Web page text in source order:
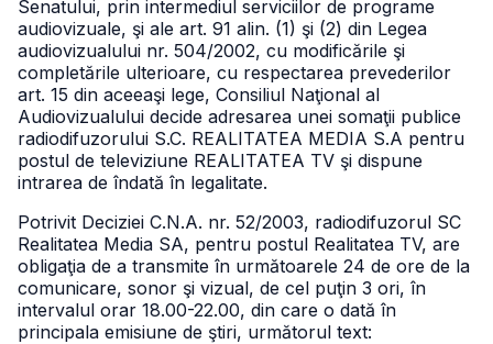
Senatului, prin intermediul serviciilor de programe
audiovizuale, şi ale art. 91 alin. (1) şi (2) din Legea
audiovizualului nr. 504/2002, cu modificările şi
completările ulterioare, cu respectarea prevederilor
art. 15 din aceeaşi lege, Consiliul Naţional al
Audiovizualului decide adresarea unei somaţii publice
radiodifuzorului S.C. REALITATEA MEDIA S.A pentru
postul de televiziune REALITATEA TV şi dispune
intrarea de îndată în legalitate.
Potrivit Deciziei C.N.A. nr. 52/2003, radiodifuzorul SC
Realitatea Media SA, pentru postul Realitatea TV, are
obligaţia de a transmite în următoarele 24 de ore de la
comunicare, sonor şi vizual, de cel puţin 3 ori, în
intervalul orar 18.00-22.00, din care o dată în
principala emisiune de ştiri, următorul text: